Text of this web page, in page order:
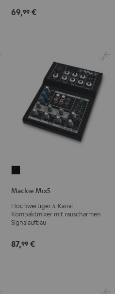
Performance
69,99 €
Schwarz
Mackie Mix5
Hochwertiger 5-Kanal
Kompaktmixer mit rauscharmen
Signalaufbau
87,99 €